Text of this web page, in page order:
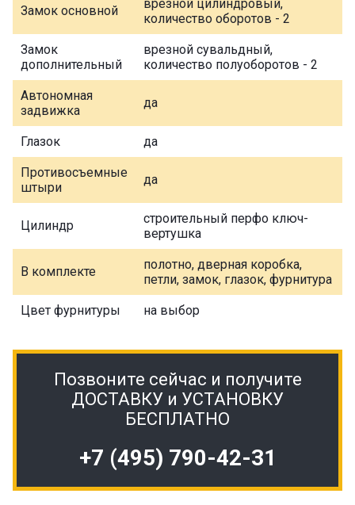
Замок основной
врезной цилиндровый,
количество оборотов - 2
Замок
дополнительный
врезной сувальдный,
количество полуоборотов - 2
Автономная
задвижка
да
Глазок да
Противосъемные
штыри
да
Цилиндр
строительный перфо ключ-
вертушка
В комплекте
полотно, дверная коробка,
петли, замок, глазок, фурнитура
Цвет фурнитуры на выбор
Позвоните сейчас и получите
ДОСТАВКУ и УСТАНОВКУ
БЕСПЛАТНО
+7 (495) 790-42-31